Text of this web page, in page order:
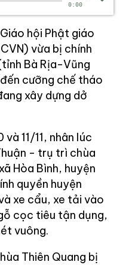
0:00
hội Phật giáo
vừa bị chính
Bà Rịa-Vũng
cưỡng chế tháo
xây dựng dở
11/11, nhân lúc
- trụ trì chùa
Hòa Bình, huyện
quyền huyện
xe cẩu, xe tải vào
cọc tiêu tận dụng,
vuông.
Thiên Quang bị